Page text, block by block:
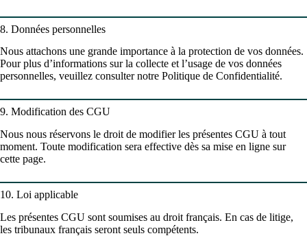
8. Données personnelles
Nous attachons une grande importance à la protection de vos données.
Pour plus d’informations sur la collecte et l’usage de vos données
personnelles, veuillez consulter notre Politique de Confidentialité.
9. Modification des CGU
Nous nous réservons le droit de modifier les présentes CGU à tout
moment. Toute modification sera effective dès sa mise en ligne sur
cette page.
10. Loi applicable
Les présentes CGU sont soumises au droit français. En cas de litige,
les tribunaux français seront seuls compétents.